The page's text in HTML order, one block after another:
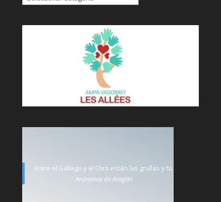
Entre el Gállego y el Ebro están las grullas y tú.
Anónimas de Aragón